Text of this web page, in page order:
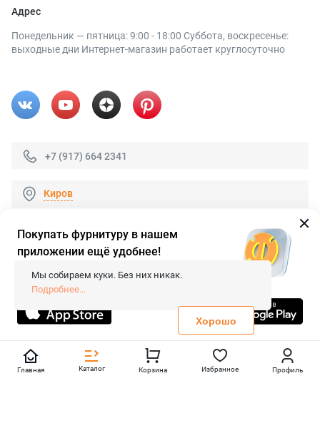
Адрес
Понедельник — пятница: 9:00 - 18:00 Суббота, воскресенье:
выходные дни Интернет-магазин работает круглосуточно
+7 (917) 664 2341
Киров
© 2026 «FieraShop.ru»
Сопровождение сайта
- Вебформат.
Все права защищены.
Не является публичной офертой
Политика конфиденциальности
Главная Каталог Корзина Избранное Профиль
Покупать фурнитуру в нашем
приложении ещё удобнее!
Мы собираем куки. Без них никак.
Подробнее...
Хорошо